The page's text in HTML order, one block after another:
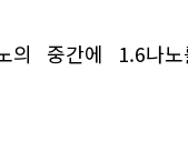
의 중간에 1.6나노